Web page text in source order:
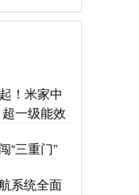
！米家中
一级能效
“三重门”
系统全面